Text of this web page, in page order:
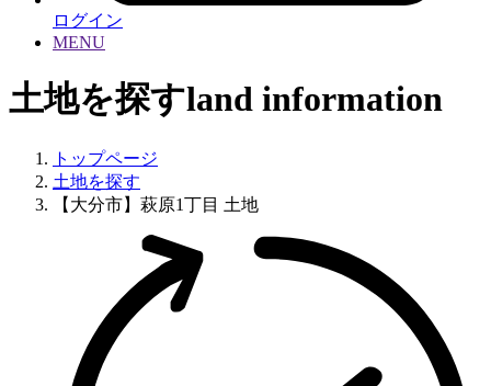
ログイン
MENU
土地を探すland information
トップページ
土地を探す
【大分市】萩原1丁目 土地